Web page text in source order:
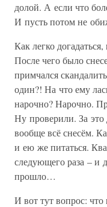
долой. А если что
И пусть потом не
Как легко
После чего было
примчался
один?! На что ему
нарочно? Нарочно.
Ну проверили. За
вообще всё снесём.
и ею же питаться.
следующего раза – и
прошло…
И вот тут вопрос: